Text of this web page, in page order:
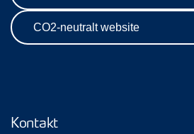
CO2-neutralt website
Kontakt